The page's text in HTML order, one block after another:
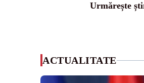
Urmărește
ACTUALITATE